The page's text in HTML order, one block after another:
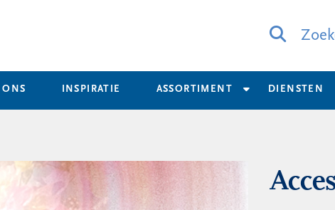
ONS INSPIRATIE ASSORTIMENT DIENSTEN